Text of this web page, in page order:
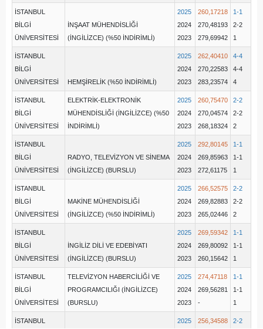
İSTANBUL
BİLGİ
ÜNİVERSİTESİ
İNŞAAT MÜHENDİSLİĞİ
(İNGİLİZCE) (%50 İNDİRİMLİ)
2025
2024
2023
260,17218
270,48193
279,69942
1-1
2-2
1
İSTANBUL
BİLGİ
ÜNİVERSİTESİ
HEMŞİRELİK (%50 İNDİRİMLİ)
2025
2024
2023
262,40410
270,22583
283,23574
4-4
4-4
4
İSTANBUL
BİLGİ
ÜNİVERSİTESİ
ELEKTRİK-ELEKTRONİK
MÜHENDİSLİĞİ (İNGİLİZCE) (%50
İNDİRİMLİ)
2025
2024
2023
260,75470
270,04574
268,18324
2-2
2-2
2
İSTANBUL
BİLGİ
ÜNİVERSİTESİ
RADYO, TELEVİZYON VE SİNEMA
(İNGİLİZCE) (BURSLU)
2025
2024
2023
292,80145
269,85963
272,61175
1-1
1-1
1
İSTANBUL
BİLGİ
ÜNİVERSİTESİ
MAKİNE MÜHENDİSLİĞİ
(İNGİLİZCE) (%50 İNDİRİMLİ)
2025
2024
2023
266,52575
269,82883
265,02446
2-2
2-2
2
İSTANBUL
BİLGİ
ÜNİVERSİTESİ
İNGİLİZ DİLİ VE EDEBİYATI
(İNGİLİZCE) (BURSLU)
2025
2024
2023
269,59342
269,80092
260,15642
1-1
1-1
1
İSTANBUL
BİLGİ
ÜNİVERSİTESİ
TELEVİZYON HABERCİLİĞİ VE
PROGRAMCILIĞI (İNGİLİZCE)
(BURSLU)
2025
2024
2023
274,47118
269,56281
-
1-1
1-1
1
İSTANBUL 2025 256,34588 2-2